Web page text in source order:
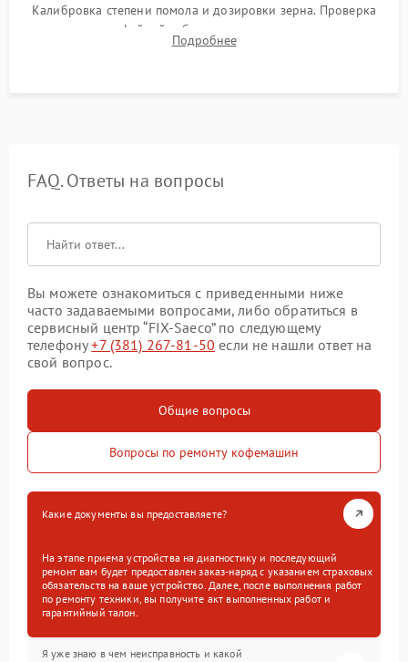
Калибровка степени помола и дозировки зерна. Проверка
плотности кофейной таблетки, температуры напитка и
качества молочной пены. Контроль отсутствия посторонних
Подробнее
FAQ. Ответы на вопросы
Вы можете ознакомиться с приведенными ниже
часто задаваемыми вопросами, либо обратиться в
сервисный центр “FIX-Saeco” по следующему
телефону+7 (381) 267-81-50 если не нашли ответ на
свой вопрос.
Общие вопросы
Вопросы по ремонту кофемашин
Какие документы вы предоставляете?
На этапе приема устройства на диагностику и последующий
ремонт вам будет предоставлен заказ-наряд с указанием страховых
обязательств на ваше устройство. Далее, после выполнения работ
по ремонту техники, вы получите акт выполненных работ и
гарантийный талон.
Я уже знаю в чем неисправность и какой